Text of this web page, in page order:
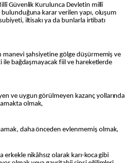
Güvenlik Kurulunca Devletin millî
karar verilen yapı, oluşum
iltisakı ya da bunlarla irtibatı
manevi şahsiyetine gölge düşürmemiş ve
ile bağdaşmayacak fiil ve hareketlerde
ve uygun görülmeyen kazanç yollarında
olmak,
daha önceden evlenmemiş olmak,
erkekle nikâhsız olarak karı-koca gibi